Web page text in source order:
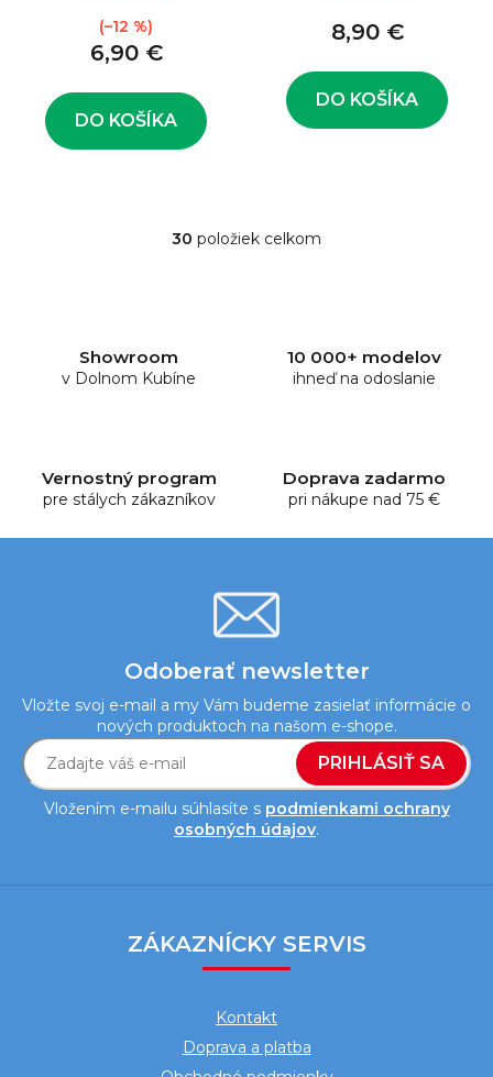
6,90 €
(–12 %)
DO KOŠÍKA
8,90 €
DO KOŠÍKA
O
k
v
ý
p
i
s
u
30 položiek celkom
Showroom
v Dolnom Kubíne
10 000+ modelov
ihneď na odoslanie
Vernostný program
pre stálych zákazníkov
Doprava zadarmo
pri nákupe nad 75 €
Odoberať newsletter
Vložte svoj e-mail a my Vám budeme zasielať informácie o
nových produktoch na našom e-shope.
Vložením e-mailu súhlasíte s podmienkami ochrany
osobných údajov.
PRIHLÁSIŤ SA
ZÁKAZNÍCKY SERVIS
Kontakt
Doprava a platba